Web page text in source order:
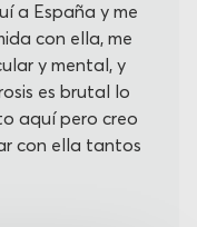
a España y me
con ella, me
y mental, y
es brutal lo
aquí pero creo
con ella tantos